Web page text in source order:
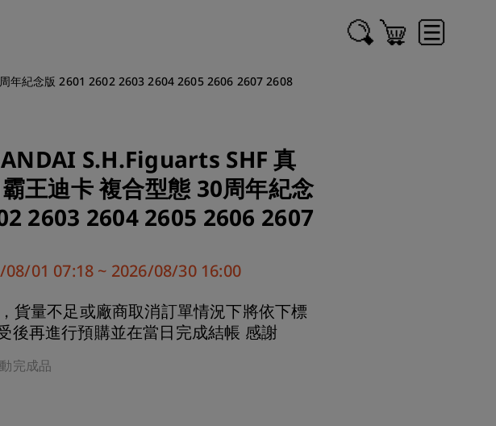
年紀念版 2601 2602 2603 2604 2605 2606 2607 2608
S.H.Figuarts SHF 真
王迪卡 複合型態 30周年紀念
2603 2604 2605 2606 2607
01 07:18 ~ 2026/08/30 16:00
貨量不足或廠商取消訂單情況下將依下標
後再進行預購並在當日完成結帳 感謝
完成品